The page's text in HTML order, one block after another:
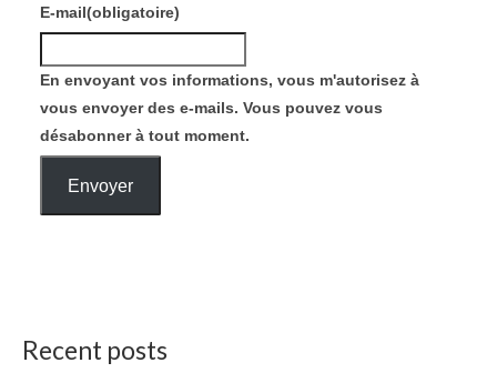
E-mail(obligatoire)
En envoyant vos informations, vous m'autorisez à
vous envoyer des e-mails. Vous pouvez vous
désabonner à tout moment.
Envoyer
Recent posts